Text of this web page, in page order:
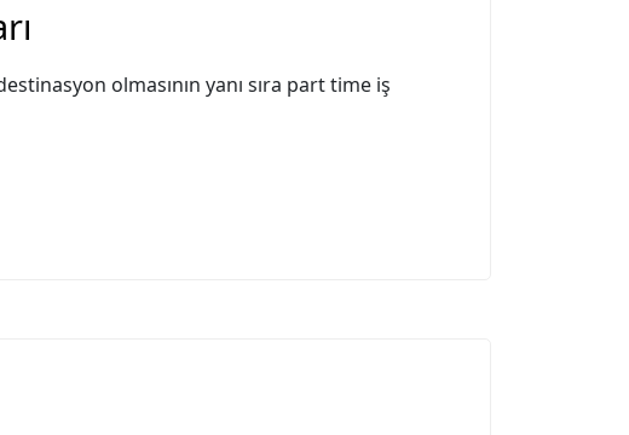
olmasının yanı sıra part time iş